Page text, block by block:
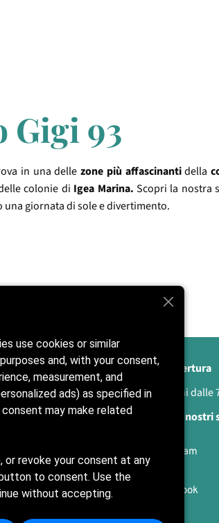
Gigi 93
in una dellezone più affascinantidella
colonie di Igea Marina. Scopri la nostra
una giornata di sole e divertimento.
Orari di apertura
Tutti i giorni dalle
Seguici sui nostri
Instagram
Facebook
use cookies or similar
and, with your consent,
measurement, and
ads) as specified in
consent may make related
or revoke your consent at any
to consent. Use the
without accepting.